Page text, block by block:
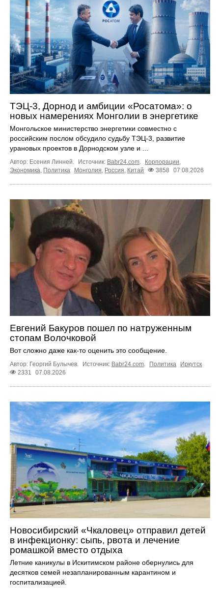
ТЭЦ-3, Дорнод и амбиции «Росатома»: о
новых намерениях Монголии в энергетике
Монгольское министерство энергетики совместно с
российским послом обсудило судьбу ТЭЦ‑3, развитие
урановых проектов в Дорнодском узле и ...
Автор: Есения Линней. Источник: Babr24.com. Корпорации,
Экономика, Политика Монголия, Россия, Китай 3858 07.08.2026
Евгений Бакуров пошел по натруженным
стопам Волочковой
Вот сложно даже как-то оценить это сообщение.
Автор: Георгий Булычев. Источник: Babr24.com Политика
Иркутск
2331
07.08.2026
Новосибирский «Чкаловец» отправил детей
в инфекционку: сыпь, рвота и лечение
ромашкой вместо отдыха
Летние каникулы в Искитимском районе обернулись для
десятков семей незапланированным карантином и
госпитализацией.